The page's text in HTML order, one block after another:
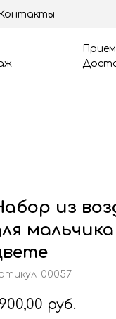
Контакты
Прием
из
00057
руб.